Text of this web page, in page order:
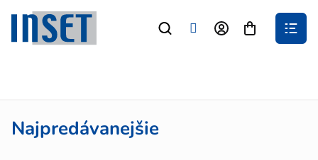
obsah
Nákupný
Najpredávanejšie